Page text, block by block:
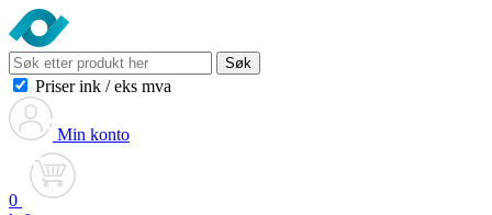
Søk
Priser ink / eks mva
Min konto
0